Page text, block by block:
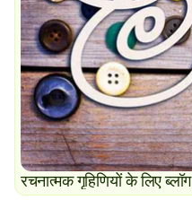
रचनात्मक गृहिणियों के लिए ब्लॉग